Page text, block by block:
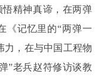
悟精神真谛，在两弹
《记忆里的“两弹一
力，在与中国工程物
”老兵赵符修访谈教